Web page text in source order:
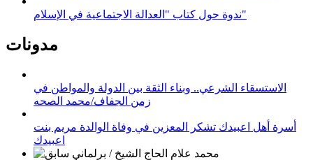
ندوة حول كتاب "العدالة الاجتماعية في الإسلام"
مدونات
الاستسقاء الشرعي.. وبناء الثقة بين الدولة والمواطن في
زمن الجفاف/محمد الصحه
أسرة أهل اعبيدك تشكر المعزين في وفاة الوالدة مريم بنت
اعبيدك